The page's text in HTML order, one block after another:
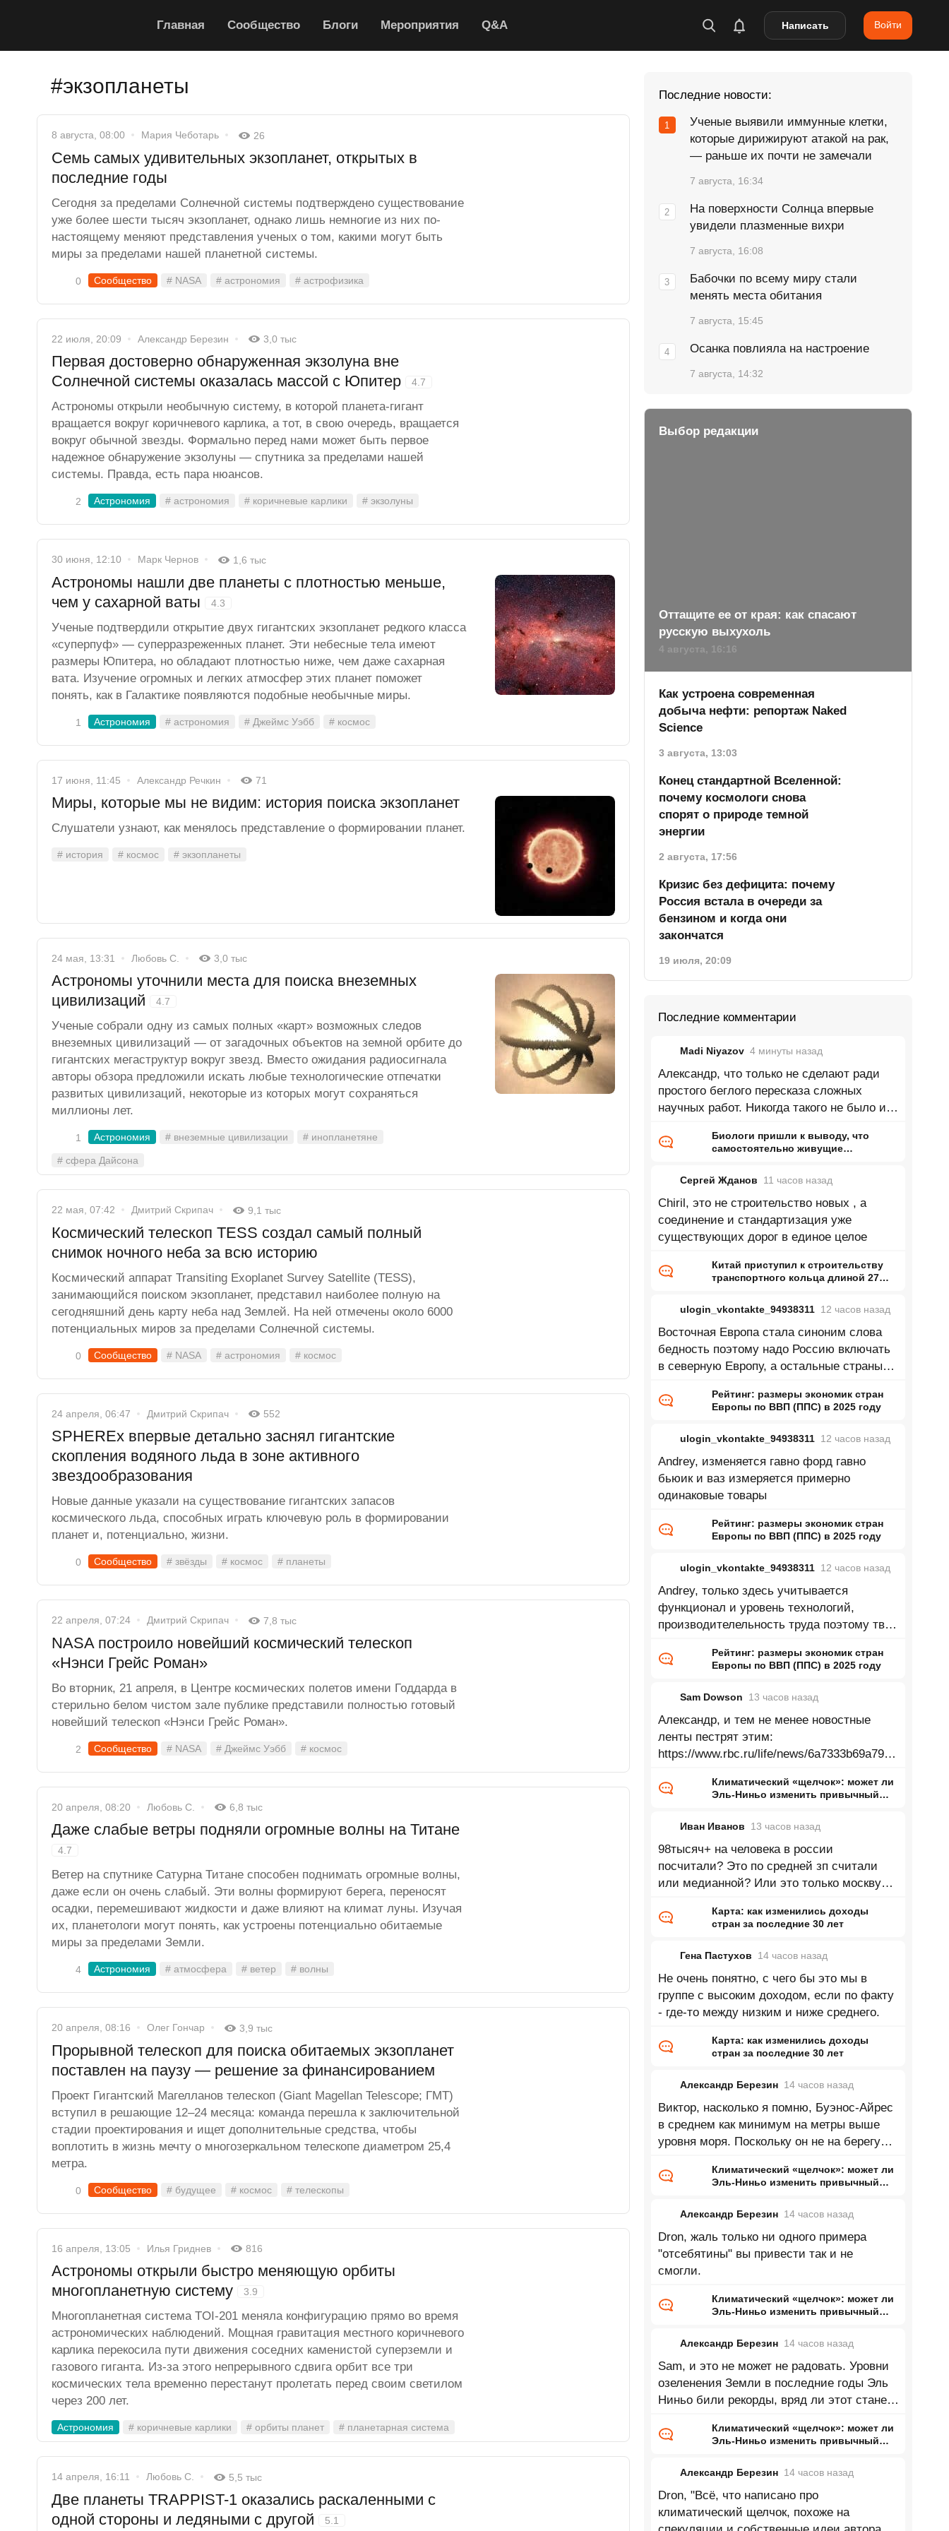
Главная Сообщество Блоги Мероприятия Q&A Написать Войти
#экзопланеты
8 августа, 08:00 Мария Чеботарь 26
Семь самых удивительных экзопланет, открытых в
последние годы
Сегодня за пределами Солнечной системы подтверждено существование
уже более шести тысяч экзопланет, однако лишь немногие из них по-
настоящему меняют представления ученых о том, какими могут быть
миры за пределами нашей планетной системы.
0 Сообщество # NASA # астрономия # астрофизика
22 июля, 20:09 Александр Березин 3,0 тыс
Первая достоверно обнаруженная экзолуна вне
Солнечной системы оказалась массой с Юпитер
4.7
Астрономы открыли необычную систему, в которой планета-гигант
вращается вокруг коричневого карлика, а тот, в свою очередь, вращается
вокруг обычной звезды. Формально перед нами может быть первое
надежное обнаружение экзолуны — спутника за пределами нашей
системы. Правда, есть пара нюансов.
2 Астрономия # астрономия # коричневые карлики # экзолуны
30 июня, 12:10 Марк Чернов 1,6 тыс
Астрономы нашли две планеты с плотностью меньше,
чем у сахарной ваты
4.3
Ученые подтвердили открытие двух гигантских экзопланет редкого класса
«суперпуф» — суперразреженных планет. Эти небесные тела имеют
размеры Юпитера, но обладают плотностью ниже, чем даже сахарная
вата. Изучение огромных и легких атмосфер этих планет поможет
понять, как в Галактике появляются подобные необычные миры.
1 Астрономия # астрономия # Джеймс Уэбб # космос
17 июня, 11:45 Александр Речкин 71
Миры, которые мы не видим: история поиска экзопланет
Слушатели узнают, как менялось представление о формировании планет.
# история # космос # экзопланеты
24 мая, 13:31 Любовь С. 3,0 тыс
Астрономы уточнили места для поиска внеземных
цивилизаций
4.7
Ученые собрали одну из самых полных «карт» возможных следов
внеземных цивилизаций — от загадочных объектов на земной орбите до
гигантских мегаструктур вокруг звезд. Вместо ожидания радиосигнала
авторы обзора предложили искать любые технологические отпечатки
развитых цивилизаций, некоторые из которых могут сохраняться
миллионы лет.
1 Астрономия # внеземные цивилизации # инопланетяне
# сфера Дайсона
22 мая, 07:42 Дмитрий Скрипач 9,1 тыс
Космический телескоп TESS создал самый полный
снимок ночного неба за всю историю
Космический аппарат Transiting Exoplanet Survey Satellite (TESS),
занимающийся поиском экзопланет, представил наиболее полную на
сегодняшний день карту неба над Землей. На ней отмечены около 6000
потенциальных миров за пределами Солнечной системы.
0 Сообщество # NASA # астрономия # космос
24 апреля, 06:47 Дмитрий Скрипач 552
SPHEREx впервые детально заснял гигантские
скопления водяного льда в зоне активного
звездообразования
Новые данные указали на существование гигантских запасов
космического льда, способных играть ключевую роль в формировании
планет и, потенциально, жизни.
0 Сообщество # звёзды # космос # планеты
22 апреля, 07:24 Дмитрий Скрипач 7,8 тыс
NASA построило новейший космический телескоп
«Нэнси Грейс Роман»
Во вторник, 21 апреля, в Центре космических полетов имени Годдарда в
стерильно белом чистом зале публике представили полностью готовый
новейший телескоп «Нэнси Грейс Роман».
2 Сообщество # NASA # Джеймс Уэбб # космос
20 апреля, 08:20 Любовь С. 6,8 тыс
Даже слабые ветры подняли огромные волны на Титане
4.7
Ветер на спутнике Сатурна Титане способен поднимать огромные волны,
даже если он очень слабый. Эти волны формируют берега, переносят
осадки, перемешивают жидкости и даже влияют на климат луны. Изучая
их, планетологи могут понять, как устроены потенциально обитаемые
миры за пределами Земли.
4 Астрономия # атмосфера # ветер # волны
20 апреля, 08:16 Олег Гончар 3,9 тыс
Прорывной телескоп для поиска обитаемых экзопланет
поставлен на паузу — решение за финансированием
Проект Гигантский Магелланов телескоп (Giant Magellan Telescope; ГМТ)
вступил в решающие 12–24 месяца: команда перешла к заключительной
стадии проектирования и ищет дополнительные средства, чтобы
воплотить в жизнь мечту о многозеркальном телескопе диаметром 25,4
метра.
0 Сообщество # будущее # космос # телескопы
16 апреля, 13:05 Илья Гриднев 816
Астрономы открыли быстро меняющую орбиты
многопланетную систему
3.9
Многопланетная система TOI-201 меняла конфигурацию прямо во время
астрономических наблюдений. Мощная гравитация местного коричневого
карлика перекосила пути движения соседних каменистой суперземли и
газового гиганта. Из-за этого непрерывного сдвига орбит все три
космических тела временно перестанут пролетать перед своим светилом
через 200 лет.
Астрономия # коричневые карлики # орбиты планет # планетарная система
14 апреля, 16:11 Любовь С. 5,5 тыс
Две планеты TRAPPIST-1 оказались раскаленными с
одной стороны и ледяными с другой
5.1
Последние новости:
Ученые выявили иммунные клетки,
которые дирижируют атакой на рак,
— раньше их почти не замечали
7 августа, 16:34
На поверхности Солнца впервые
увидели плазменные вихри
7 августа, 16:08
Бабочки по всему миру стали
менять места обитания
7 августа, 15:45
Осанка повлияла на настроение
7 августа, 14:32
Выбор редакции
Оттащите ее от края: как спасают
русскую выхухоль
4 августа, 16:16
Как устроена современная
добыча нефти: репортаж Naked
Science
3 августа, 13:03
Конец стандартной Вселенной:
почему космологи снова
спорят о природе темной
энергии
2 августа, 17:56
Кризис без дефицита: почему
Россия встала в очереди за
бензином и когда они
закончатся
19 июля, 20:09
Последние комментарии
Madi Niyazov 4 минуты назад
Александр, что только не сделают ради
простого беглого пересказа сложных
научных работ. Никогда такого не было и
Биологи пришли к выводу, что
самостоятельно живущие
Сергей Жданов
11 часов назад
Chiril, это не строительство новых , а
соединение и стандартизация уже
существующих дорог в единое целое
Китай приступил к строительству
транспортного кольца длиной 27
ulogin_vkontakte_94938311 12 часов назад
Восточная Европа стала синоним слова
бедность поэтому надо Россию включать
в северную Европу, а остальные страны
Рейтинг: размеры экономик стран
Европы по ВВП (ППС) в 2025 году
ulogin_vkontakte_94938311 12 часов назад
Andrey, изменяется гавно форд гавно
бьюик и ваз измеряется примерно
одинаковые товары
Рейтинг: размеры экономик стран
Европы по ВВП (ППС) в 2025 году
ulogin_vkontakte_94938311 12 часов назад
Andrey, только здесь учитывается
функционал и уровень технологий,
производителельность труда поэтому твой
Рейтинг: размеры экономик стран
Европы по ВВП (ППС) в 2025 году
Sam Dowson 13 часов назад
Александр, и тем не менее новостные
ленты пестрят этим:
https://www.rbc.ru/life/news/6a7333b69a7947
Аттакама, Аризона, Гоби, Такламакан и
Климатический «щелчок»: может ли
Эль-Ниньо изменить привычный
Иван Иванов
13 часов назад
98тысяч+ на человека в россии
посчитали? Это по средней зп считали
или медианной? Или это только москву
доля
Карта: как изменились доходы
стран за последние 30 лет
Гена Пастухов 14 часов назад
Не очень понятно, с чего бы это мы в
группе с высоким доходом, если по факту
- где-то между низким и ниже среднего.
Карта: как изменились доходы
стран за последние 30 лет
Александр Березин 14 часов назад
Виктор, насколько я помню, Буэнос-Айрес
в среднем как минимум на метры выше
уровня моря. Поскольку он не на берегу
Климатический «щелчок»: может ли
Эль-Ниньо изменить привычный
Александр Березин 14 часов назад
Dron, жаль только ни одного примера
"отсебятины" вы привести так и не
смогли.
Климатический «щелчок»: может ли
Эль-Ниньо изменить привычный
Александр Березин 14 часов назад
Sam, и это не может не радовать. Уровни
озеленения Земли в последние годы Эль
Ниньо били рекорды, вряд ли этот станет
Климатический «щелчок»: может ли
Эль-Ниньо изменить привычный
Александр Березин 14 часов назад
Dron, "Всё, что написано про
климатический щелчок, похоже на